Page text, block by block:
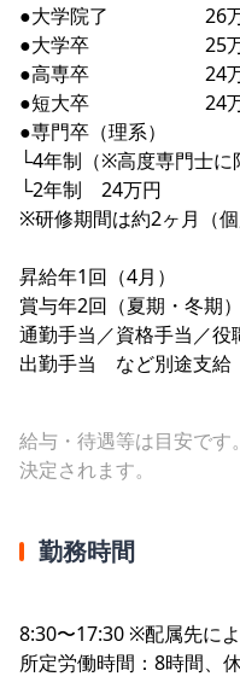
●大学院了 26万
●大学卒 25万
●高専卒 24万
●短大卒 24万
●専門卒（理系）
└4年制（※高度専門士
└2年制 24万円
※研修期間は約2ヶ月（個
昇給年1回（4月）
賞与年2回（夏期・冬期）
通勤手当／資格手当／
出勤手当 など別途支給
給与・待遇等は目安で
決定されます。
勤務時間
8:30〜17:30 ※配属先に
所定労働時間：8時間、